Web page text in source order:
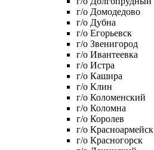
г/о Домодедово
г/о Дубна
г/о Егорьевск
г/о Звенигород
г/о Ивантеевка
г/о Истра
г/о Кашира
г/о Клин
г/о Коломенский
г/о Коломна
г/о Королев
г/о Красноармейск
г/о Красногорск